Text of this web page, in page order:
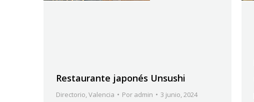
Restaurante japonés Unsushi
Directorio,Valencia Por admin 3 junio, 2024